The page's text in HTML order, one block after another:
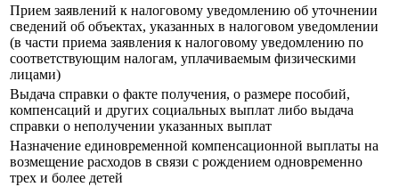
Прием заявлений к налоговому уведомлению об уточнении
сведений об объектах, указанных в налоговом уведомлении
(в части приема заявления к налоговому уведомлению по
соответствующим налогам, уплачиваемым физическими
лицами)
Выдача справки о факте получения, о размере пособий,
компенсаций и других социальных выплат либо выдача
справки о неполучении указанных выплат
Назначение единовременной компенсационной выплаты на
возмещение расходов в связи с рождением одновременно
трех и более детей